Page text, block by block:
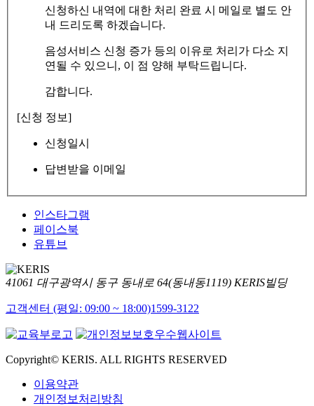
신청하신 내역에 대한 처리 완료 시 메일로 별도 안
내 드리도록 하겠습니다.
음성서비스 신청 증가 등의 이유로 처리가 다소 지
연될 수 있으니, 이 점 양해 부탁드립니다.
감합니다.
[신청 정보]
신청일시
답변받을 이메일
인스타그램
페이스북
유튜브
41061 대구광역시 동구 동내로 64(동내동1119) KERIS빌딩
고객센터 (평일: 09:00 ~ 18:00)1599-3122
Copyright© KERIS. ALL RIGHTS RESERVED
이용약관
개인정보처리방침